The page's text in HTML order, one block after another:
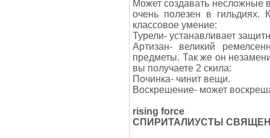
Может создавать несложные
очень полезен в гильдиях.
классовое умение:
Турели- устанавливает
Артизан- великий
предметы. Так же он
вы получаете 2 скила:
Починка- чинит вещи.
Воскрешение- может
rising force
СПИРИТАЛИУСТЫ